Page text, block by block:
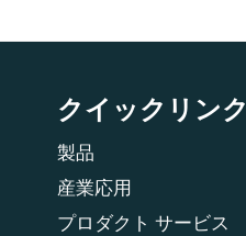
クイックリンク
製品
産業応用
プロダクト サービス